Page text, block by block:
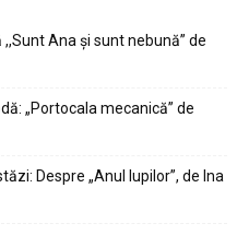
Ana şi sunt nebună” de
„Portocala mecanică” de
Despre „Anul lupilor”, de Ina